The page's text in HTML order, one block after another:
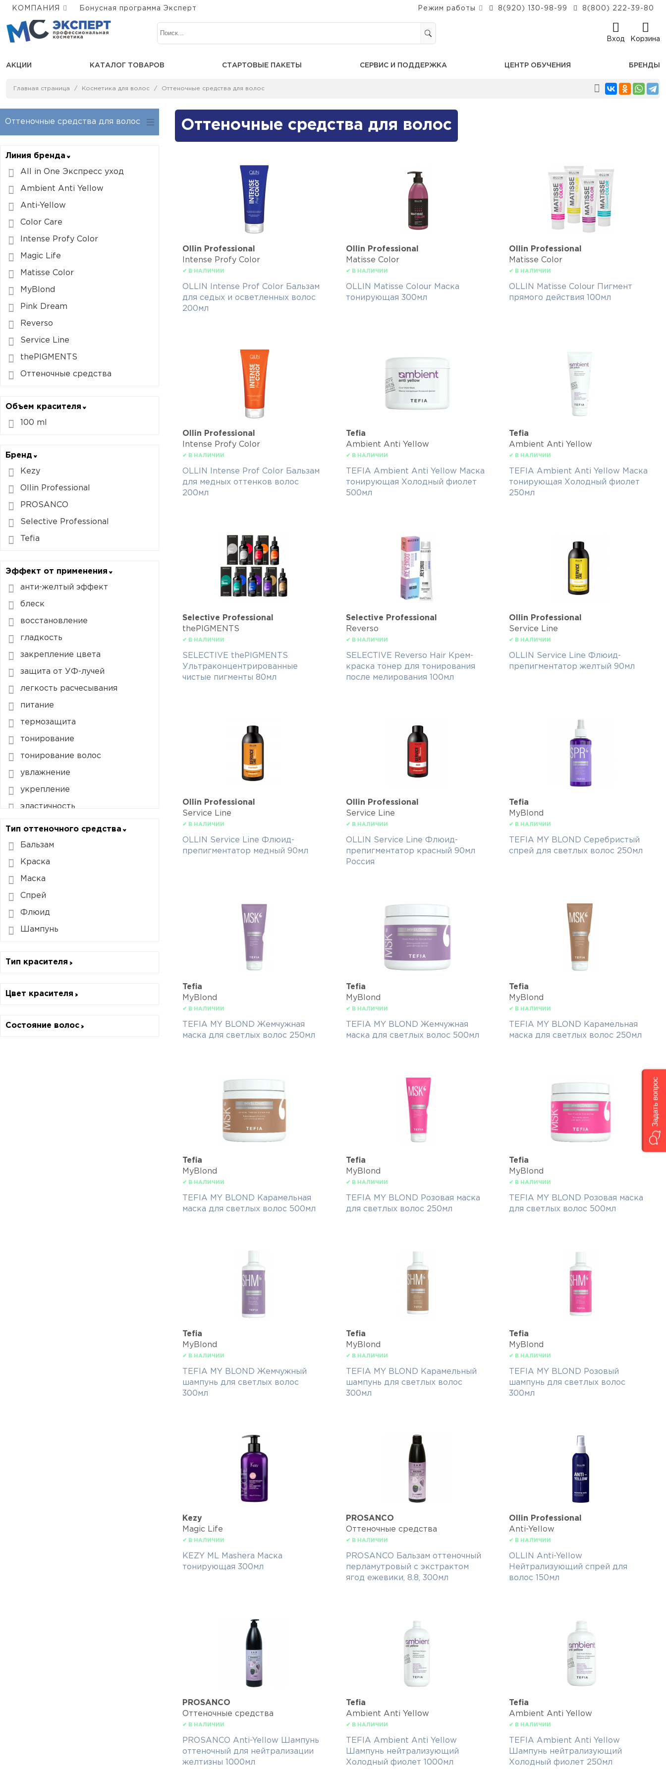
КОМПАНИЯ Бонусная программа Эксперт Режим работы 8(920) 130-98-99 8(800) 222-39-80
Вход Корзина
АКЦИИ КАТАЛОГ ТОВАРОВ СТАРТОВЫЕ ПАКЕТЫ СЕРВИС И ПОДДЕРЖКА ЦЕНТР ОБУЧЕНИЯ БРЕНДЫ
Главная страница Косметика для волос Оттеночные средства для волос
Оттеночные средства для волос
Линия бренда
All in One Экспресс уход
Ambient Anti Yellow
Anti-Yellow
Color Care
Intense Profy Color
Magic Life
Matisse Color
MyBlond
Pink Dream
Reverso
Service Line
thePIGMENTS
Оттеночные средства
Объем красителя
100 ml
Бренд
Kezy
Ollin Professional
PROSANCO
Selective Professional
Tefia
Эффект от применения
анти-желтый эффект
блеск
восстановление
гладкость
закрепление цвета
защита от УФ-лучей
легкость расчесывания
питание
термозащита
тонирование
тонирование волос
увлажнение
укрепление
эластичность
Тип оттеночного средства
Бальзам
Краска
Маска
Спрей
Флюид
Шампунь
Тип красителя
Цвет красителя
Состояние волос
Оттеночные средства для волос
Ollin Professional
Intense Profy Color
✔ В НАЛИЧИИ
OLLIN Intense Prof Color Бальзам
для седых и осветленных волос
200мл
Ollin Professional
Matisse Color
✔ В НАЛИЧИИ
OLLIN Matisse Colour Маска
тонирующая 300мл
Ollin Professional
Matisse Color
✔ В НАЛИЧИИ
OLLIN Matisse Colour Пигмент
прямого действия 100мл
Ollin Professional
Intense Profy Color
✔ В НАЛИЧИИ
OLLIN Intense Prof Color Бальзам
для медных оттенков волос
200мл
Tefia
Ambient Anti Yellow
✔ В НАЛИЧИИ
TEFIA Ambient Anti Yellow Маска
тонирующая Холодный фиолет
500мл
Tefia
Ambient Anti Yellow
✔ В НАЛИЧИИ
TEFIA Ambient Anti Yellow Маска
тонирующая Холодный фиолет
250мл
Selective Professional
thePIGMENTS
✔ В НАЛИЧИИ
SELECTIVE thePIGMENTS
Ультраконцентрированные
чистые пигменты 80мл
Selective Professional
Reverso
✔ В НАЛИЧИИ
SELECTIVE Reverso Hair Крем-
краска тонер для тонирования
после мелирования 100мл
Ollin Professional
Service Line
✔ В НАЛИЧИИ
OLLIN Service Line Флюид-
препигментатор желтый 90мл
Ollin Professional
Service Line
✔ В НАЛИЧИИ
OLLIN Service Line Флюид-
препигментатор медный 90мл
Ollin Professional
Service Line
✔ В НАЛИЧИИ
OLLIN Service Line Флюид-
препигментатор красный 90мл
Россия
Tefia
MyBlond
✔ В НАЛИЧИИ
TEFIA MY BLOND Серебристый
спрей для светлых волос 250мл
Tefia
MyBlond
✔ В НАЛИЧИИ
TEFIA MY BLOND Жемчужная
маска для светлых волос 250мл
Tefia
MyBlond
✔ В НАЛИЧИИ
TEFIA MY BLOND Жемчужная
маска для светлых волос 500мл
Tefia
MyBlond
✔ В НАЛИЧИИ
TEFIA MY BLOND Карамельная
маска для светлых волос 250мл
Tefia
MyBlond
✔ В НАЛИЧИИ
TEFIA MY BLOND Карамельная
маска для светлых волос 500мл
Tefia
MyBlond
✔ В НАЛИЧИИ
TEFIA MY BLOND Розовая маска
для светлых волос 250мл
Tefia
MyBlond
✔ В НАЛИЧИИ
TEFIA MY BLOND Розовая маска
для светлых волос 500мл
Tefia
MyBlond
✔ В НАЛИЧИИ
TEFIA MY BLOND Жемчужный
шампунь для светлых волос
300мл
Tefia
MyBlond
✔ В НАЛИЧИИ
TEFIA MY BLOND Карамельный
шампунь для светлых волос
300мл
Tefia
MyBlond
✔ В НАЛИЧИИ
TEFIA MY BLOND Розовый
шампунь для светлых волос
300мл
Kezy
Magic Life
✔ В НАЛИЧИИ
KEZY ML Mashera Маска
тонирующая 300мл
PROSANCO
Оттеночные средства
✔ В НАЛИЧИИ
PROSANCO Бальзам оттеночный
перламутровый с экстрактом
ягод ежевики, 8.8, 300мл
Ollin Professional
Anti-Yellow
✔ В НАЛИЧИИ
OLLIN Anti-Yellow
Нейтрализующий спрей для
волос 150мл
PROSANCO
Оттеночные средства
✔ В НАЛИЧИИ
PROSANCO Anti-Yellow Шампунь
оттеночный для нейтрализации
желтизны 1000мл
Tefia
Ambient Anti Yellow
✔ В НАЛИЧИИ
TEFIA Ambient Anti Yellow
Шампунь нейтрализующий
Холодный фиолет 1000мл
Tefia
Ambient Anti Yellow
✔ В НАЛИЧИИ
TEFIA Ambient Anti Yellow
Шампунь нейтрализующий
Холодный фиолет 250мл
Задать вопрос